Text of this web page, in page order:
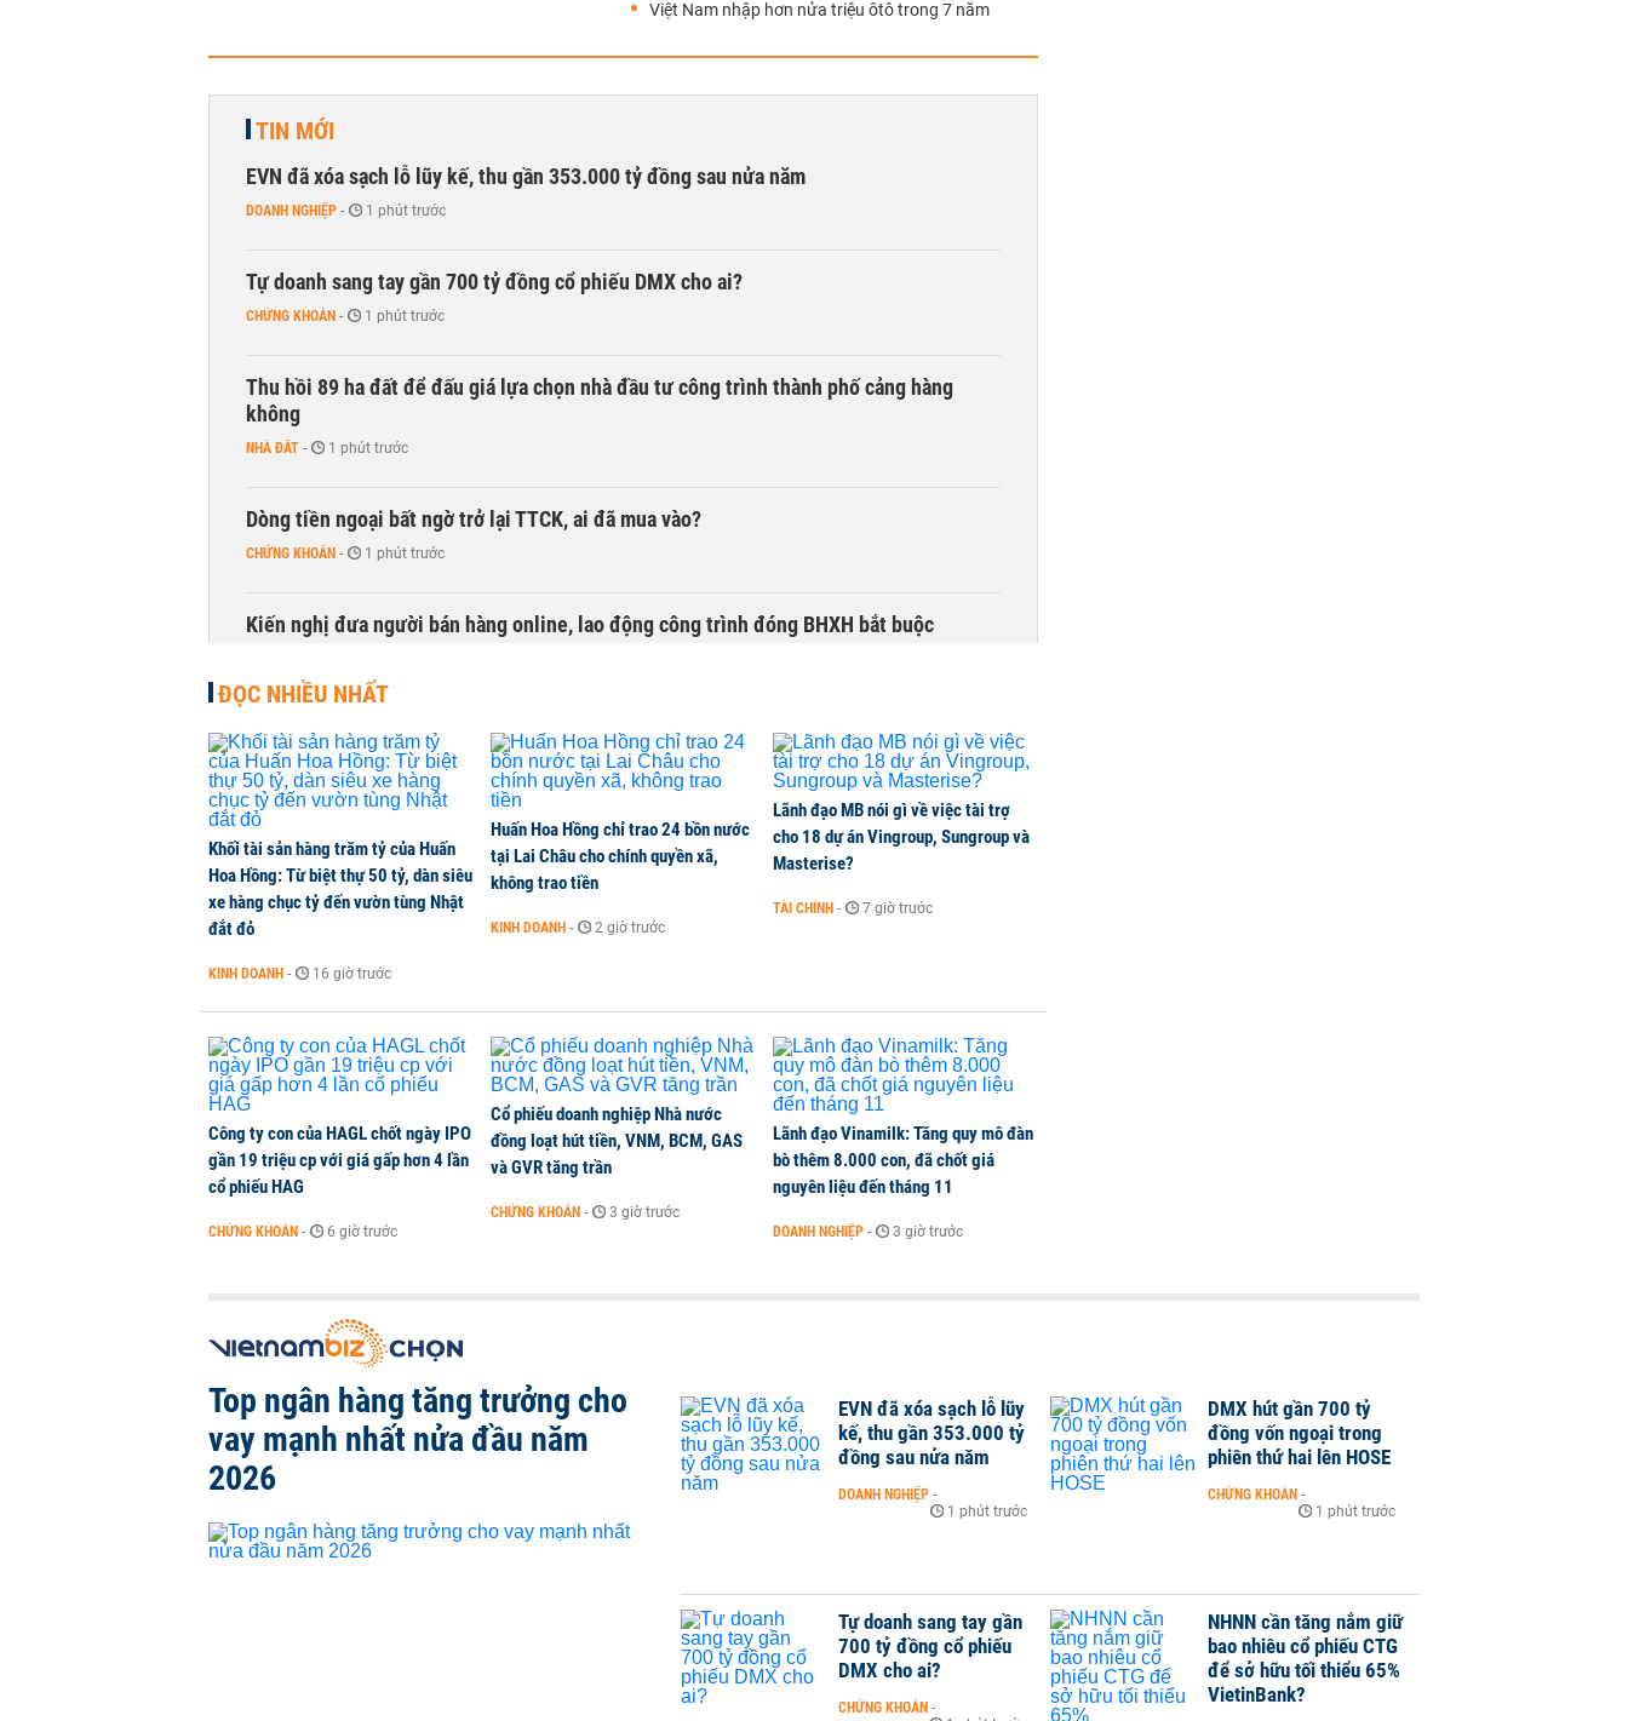
Việt Nam nhập hơn nửa triệu ôtô trong 7 năm
TIN MỚI
EVN đã xóa sạch lỗ lũy kế, thu gần 353.000 tỷ đồng sau nửa năm
DOANH NGHIỆP - 1 phút trước
Tự doanh sang tay gần 700 tỷ đồng cổ phiếu DMX cho ai?
CHỨNG KHOÁN - 1 phút trước
Thu hồi 89 ha đất để đấu giá lựa chọn nhà đầu tư công trình thành phố cảng hàng
không
NHÀ ĐẤT - 1 phút trước
Dòng tiền ngoại bất ngờ trở lại TTCK, ai đã mua vào?
CHỨNG KHOÁN - 1 phút trước
Kiến nghị đưa người bán hàng online, lao động công trình đóng BHXH bắt buộc
TikToker Khánh Sky, Vua Quạt, Hồ Văn Khoa bị khởi tố
KINH DOANH - 1 phút trước
Tổng Giám đốc Chứng khoán EVS xin từ nhiệm
CHỨNG KHOÁN - 1 phút trước
Căn hộ 2PN+ The Parkland: Lựa chọn linh hoạt cho hành trình an cư
NHÀ ĐẤT - 1 phút trước
ĐỌC NHIỀU NHẤT
Khối tài sản hàng trăm tỷ của Huấn
Hoa Hồng: Từ biệt thự 50 tỷ, dàn siêu
xe hàng chục tỷ đến vườn tùng Nhật
đắt đỏ
KINH DOANH - 16 giờ trước
Huấn Hoa Hồng chỉ trao 24 bồn nước
tại Lai Châu cho chính quyền xã,
không trao tiền
KINH DOANH - 2 giờ trước
Lãnh đạo MB nói gì về việc tài trợ
cho 18 dự án Vingroup, Sungroup và
Masterise?
TÀI CHÍNH - 7 giờ trước
Công ty con của HAGL chốt ngày IPO
gần 19 triệu cp với giá gấp hơn 4 lần
cổ phiếu HAG
CHỨNG KHOÁN - 6 giờ trước
Cổ phiếu doanh nghiệp Nhà nước
đồng loạt hút tiền, VNM, BCM, GAS
và GVR tăng trần
CHỨNG KHOÁN - 3 giờ trước
Lãnh đạo Vinamilk: Tăng quy mô đàn
bò thêm 8.000 con, đã chốt giá
nguyên liệu đến tháng 11
DOANH NGHIỆP - 3 giờ trước
Top ngân hàng tăng trưởng cho
vay mạnh nhất nửa đầu năm
2026
EVN đã xóa sạch lỗ lũy
kế, thu gần 353.000 tỷ
đồng sau nửa năm
DOANH NGHIỆP -
1 phút trước
DMX hút gần 700 tỷ
đồng vốn ngoại trong
phiên thứ hai lên HOSE
CHỨNG KHOÁN -
1 phút trước
Tự doanh sang tay gần
700 tỷ đồng cổ phiếu
DMX cho ai?
CHỨNG KHOÁN -
NHNN cần tăng nắm giữ
bao nhiêu cổ phiếu CTG
để sở hữu tối thiểu 65%
VietinBank?